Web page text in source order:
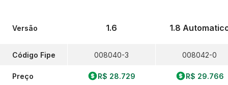
Versão
Código Fipe
Preço
1.6
008040-3
R$ 28.729
1.8
008042-0
R$ 29.766